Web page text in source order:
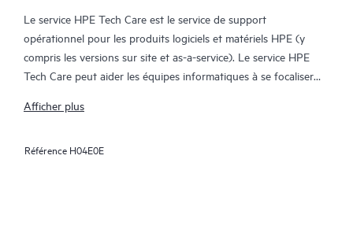
Le service HPE Tech Care est le service de support
opérationnel pour les produits logiciels et matériels HPE (y
compris les versions sur site et as-a-service). Le service HPE
Tech Care peut aider les équipes informatiques à se focaliser
chercher proactivement de meilleures méthodes de travail,
Afficher plus
Référence H04E0E